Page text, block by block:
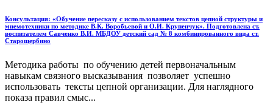
Консультация: «Обучение пересказу с использованием текстов цепной структуры и
мнемотехники по методике В.К. Воробьевой и О.И. Крупенчук». Подготовлена ст.
воспитателем Савченко В.И. МБДОУ детский сад № 8 комбинированного вида ст.
Старощербино
Методика работы по обучению детей первоначальным
навыкам связного высказывания позволяет успешно
использовать тексты цепной организации. Для наглядного
показа правил смыс...